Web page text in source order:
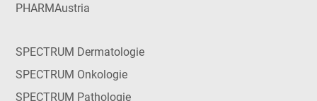
PHARMAustria
SPECTRUM Dermatologie
SPECTRUM Onkologie
SPECTRUM Pathologie